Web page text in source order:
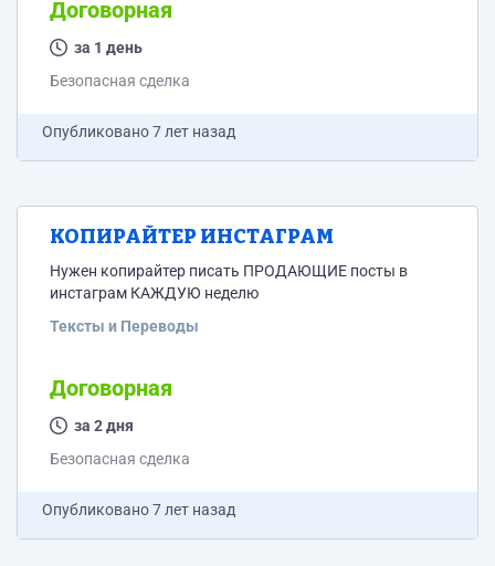
Договорная
за 1 день
Безопасная сделка
Опубликовано7 лет назад
КОПИРАЙТЕР ИНСТАГРАМ
Нужен копирайтер писать ПРОДАЮЩИЕ посты в
инстаграм КАЖДУЮ неделю
Тексты и Переводы
Договорная
за 2 дня
Безопасная сделка
Опубликовано7 лет назад